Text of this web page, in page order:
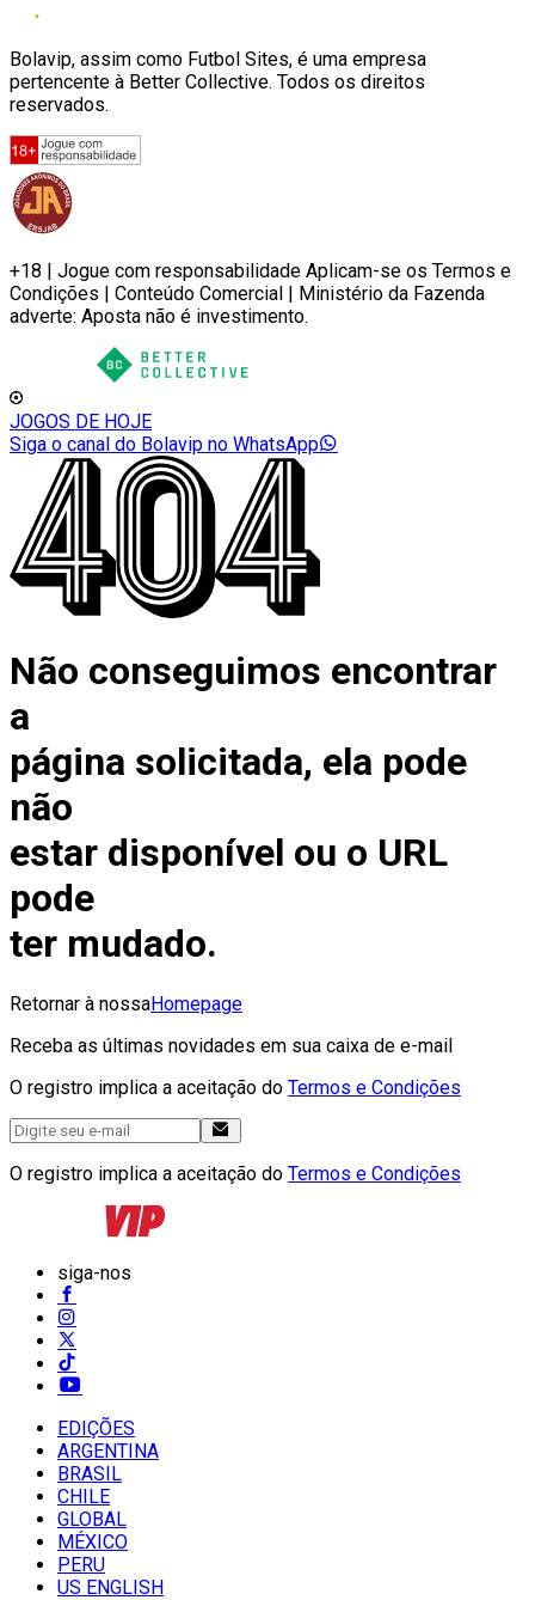
Bolavip, assim como Futbol Sites, é uma empresa
pertencente à Better Collective. Todos os direitos
reservados.
+18 | Jogue com responsabilidade Aplicam-se os Termos e
Condições | Conteúdo Comercial | Ministério da Fazenda
adverte: Aposta não é investimento.
JOGOS DE HOJE
Siga o canal do Bolavip no WhatsApp
Não conseguimos encontrar
a
página solicitada, ela pode
não
estar disponível ou o URL
pode
ter mudado.
Retornar à nossaHomepage
Receba as últimas novidades em sua caixa de e-mail
O registro implica a aceitação do Termos e Condições
O registro implica a aceitação do Termos e Condições
siga-nos
EDIÇÕES
ARGENTINA
BRASIL
CHILE
GLOBAL
MÉXICO
PERU
US ENGLISH